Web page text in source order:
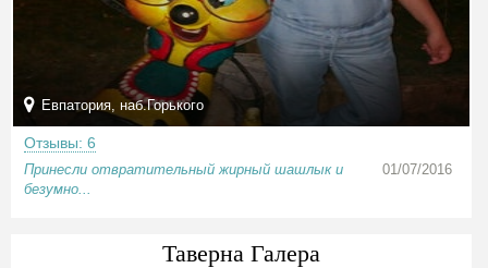
Евпатория, наб.Горького
Отзывы: 6
Принесли отвратительный жирный шашлык и
безумно...
01/07/2016
Таверна Галера